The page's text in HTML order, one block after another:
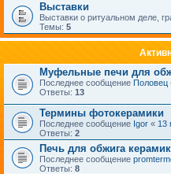
Выставки
Выставки о ритуальном деле,
Темы: 5
Муфельные печи для
Последнее сообщение Половец
Ответы: 13
Термины фотокерамики
Последнее сообщение Igor « 13
Ответы: 2
Печь для обжига
Последнее сообщение
Ответы: 8